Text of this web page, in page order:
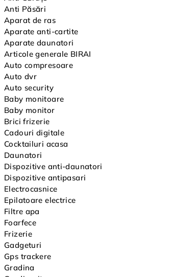
Anti Păsări
Aparat de ras
Aparate anti-cartite
Aparate daunatori
Articole generale BIRAI
Auto compresoare
Auto dvr
Auto security
Baby monitoare
Baby monitor
Brici frizerie
Cadouri digitale
Cocktailuri acasa
Daunatori
Dispozitive anti-daunatori
Dispozitive antipasari
Electrocasnice
Epilatoare electrice
Filtre apa
Foarfece
Frizerie
Gadgeturi
Gps trackere
Gradina